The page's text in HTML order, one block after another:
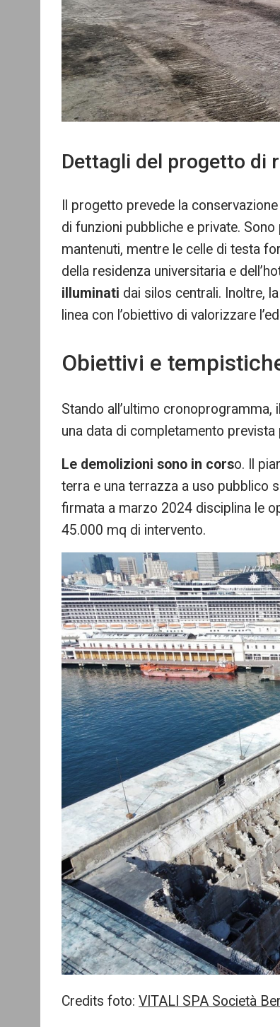
Dettagli del progetto di
Il progetto prevede la
di funzioni pubbliche e private.
mantenuti, mentre le celle di testa
della residenza universitaria e
illuminati dai silos centrali. Inoltre,
linea con l’obiettivo di valorizzare
Obiettivi e
Stando all’ultimo cronoprogramma,
una data di completamento prevista
Le demolizioni sono in corso. Il
terra e una terrazza a uso pubblico
firmata a marzo 2024 disciplina le
45.000 mq di intervento.
Credits foto: VITALI SPA Società